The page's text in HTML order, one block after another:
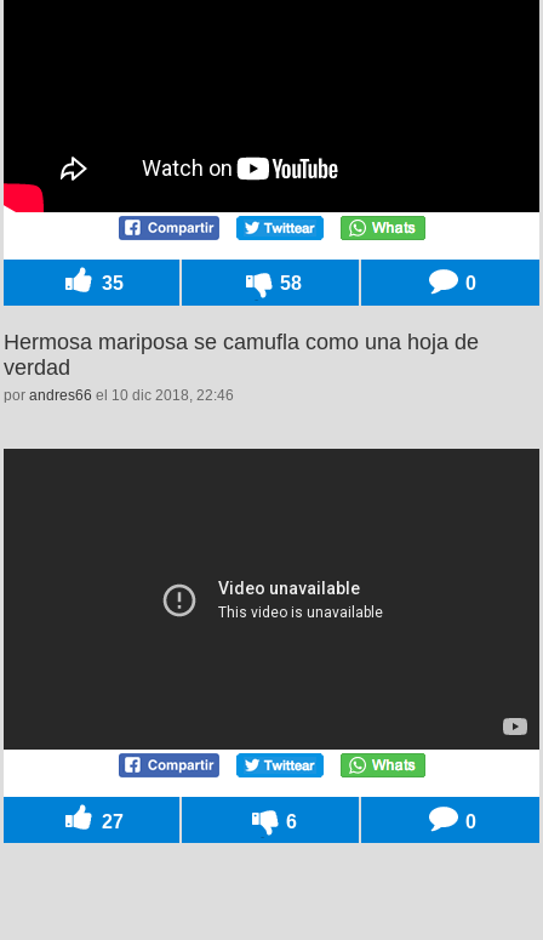
35 58 0
Hermosa mariposa se camufla como una hoja de
verdad
por andres66 el 10 dic 2018, 22:46
27 6 0